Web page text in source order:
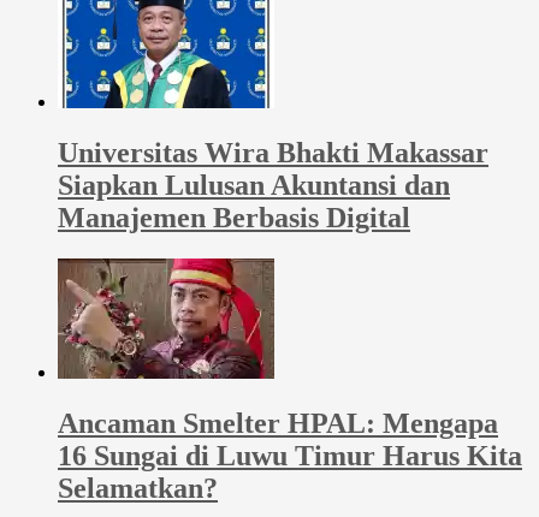
Universitas Wira Bhakti Makassar
Siapkan Lulusan Akuntansi dan
Manajemen Berbasis Digital
Ancaman Smelter HPAL: Mengapa
16 Sungai di Luwu Timur Harus Kita
Selamatkan?